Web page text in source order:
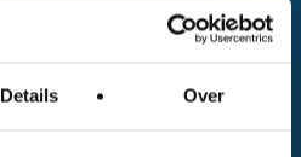
Details Over